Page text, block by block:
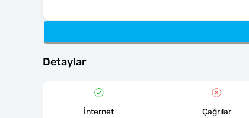
Detaylar
İnternet Çağrılar